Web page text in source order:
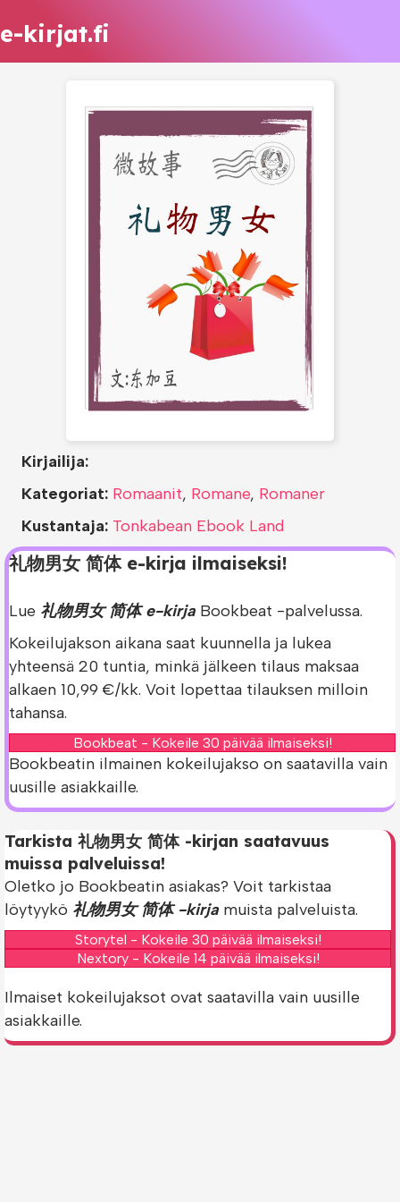
e-kirjat.fi
礼物男女 简体 e-kirja ilmaiseksi!
Lue 礼物男女 简体 e-kirja Bookbeat -palvelussa.
Kokeilujakson aikana saat kuunnella ja lukea
yhteensä 20 tuntia, minkä jälkeen tilaus maksaa
alkaen 10,99 €/kk. Voit lopettaa tilauksen milloin
tahansa.
Bookbeat - Kokeile 30 päivää ilmaiseksi!
Bookbeatin ilmainen kokeilujakso on saatavilla vain
uusille asiakkaille.
Kirjailija:
Kategoriat: Romaanit, Romane, Romaner
Kustantaja: Tonkabean Ebook Land
Tarkista 礼物男女 简体 -kirjan saatavuus
muissa palveluissa!
Oletko jo Bookbeatin asiakas? Voit tarkistaa
löytyykö 礼物男女 简体 -kirja muista palveluista.
Storytel - Kokeile 30 päivää ilmaiseksi!
Nextory - Kokeile 14 päivää ilmaiseksi!
Ilmaiset kokeilujaksot ovat saatavilla vain uusille
asiakkaille.